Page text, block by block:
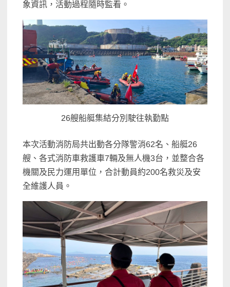
象資訊，活動過程隨時監看。
26艘船艇集結分別駛往執勤點
本次活動消防局共出動各分隊警消62名、船艇26
艘、各式消防車救護車7輛及無人機3台，並整合各
機關及民力運用單位，合計動員約200名救災及安
全維護人員。